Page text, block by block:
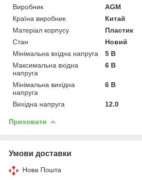
Виробник
AGM
Країна виробник
Китай
Матеріал корпусу
Пластик
Стан
Новий
Мінімальна вхідна напруга
5 В
Максимальна вхідна
напруга
6 В
Мінімальна вихідна
напруга
6 В
Вихідна напруга 12.0
Приховати
Умови доставки
Нова Пошта